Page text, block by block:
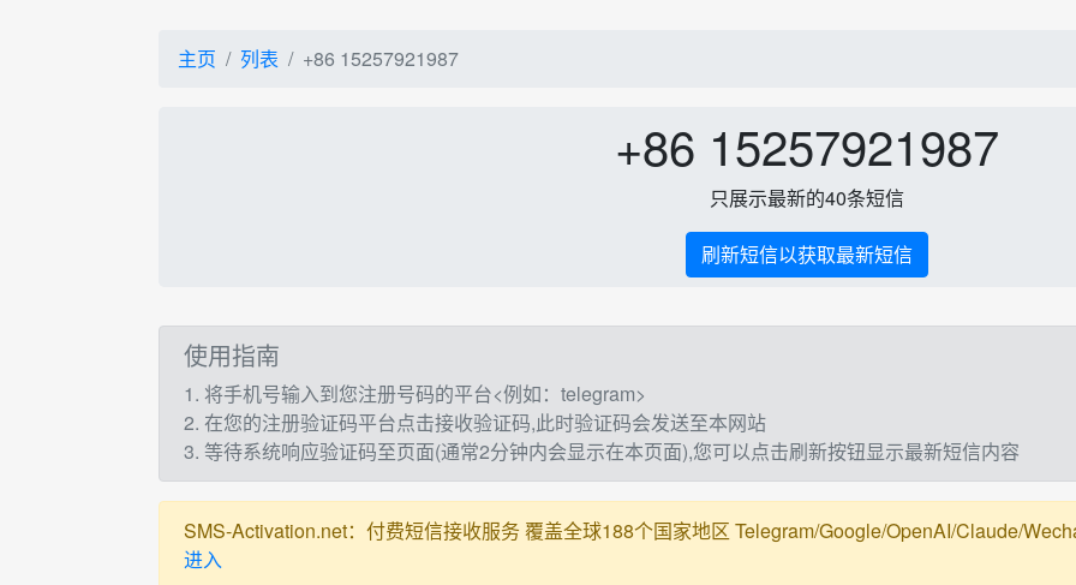
主页 列表 +86 15257921987
+86 15257921987
只展示最新的40条短信
刷新短信以获取最新短信
使用指南
1. 将手机号输入到您注册号码的平台<例如：telegram>
2. 在您的注册验证码平台点击接收验证码,此时验证码会发送至本网站
3. 等待系统响应验证码至页面(通常2分钟内会显示在本页面),您可以点击刷新按钮显示最新短信内容
SMS-Activation.net：付费短信接收服务 覆盖全球188个国家地区 Telegram/Google/OpenAI/Claude/
进入